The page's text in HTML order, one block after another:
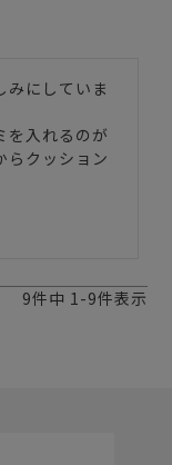
みにしていま
を入れるのが
らクッション
9件中 1-9件表示